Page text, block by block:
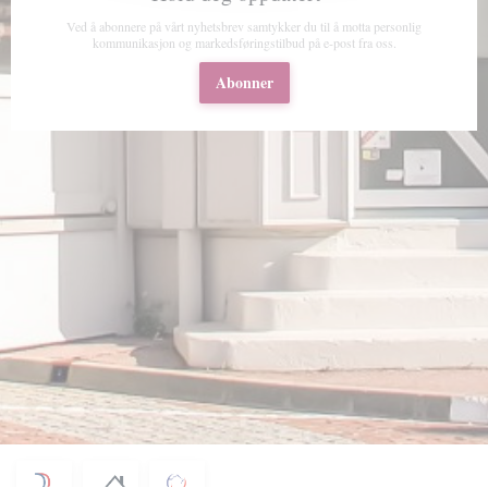
Ved å abonnere på vårt nyhetsbrev samtykker du til å motta personlig
kommunikasjon og markedsføringstilbud på e-post fra oss.
Abonner